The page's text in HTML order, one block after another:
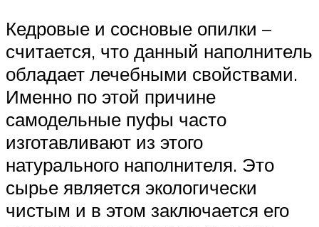
Кедровые и сосновые опилки –
считается, что данный наполнитель
обладает лечебными свойствами.
Именно по этой причине
самодельные пуфы часто
изготавливают из этого
натурального наполнителя. Это
сырье является экологически
чистым и в этом заключается его